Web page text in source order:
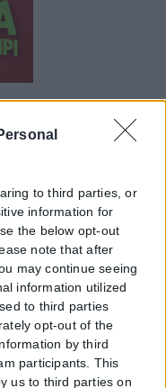
to third parties, or
information for
the below opt-out
note that after
may continue seeing
information utilized
to third parties
opt-out of the
by third
participants. This
us to third parties on